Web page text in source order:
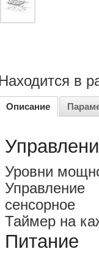
Находится в
Описание
Уровни
Управление
сенсорное
Таймер на
Питание